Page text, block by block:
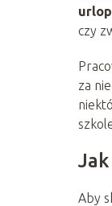
czy
za
Aby